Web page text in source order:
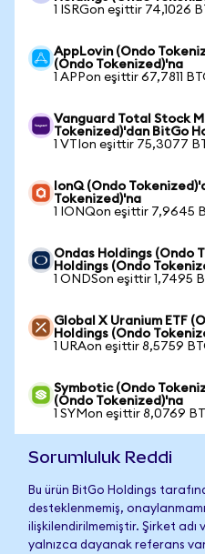
1 ISRGon eşittir 74,1026
AppLovin (Ondo
(Ondo Tokenized)'na
1 APPon eşittir 67,7811
Vanguard Total Stock
Tokenized)'dan BitGo
1 VTIon eşittir 75,3077
IonQ (Ondo
Tokenized)'na
1 IONQon eşittir 7,9645
Ondas Holdings (Ondo
Holdings (Ondo
1 ONDSon eşittir 1,7495
Global X Uranium ETF
Holdings (Ondo
1 URAon eşittir 8,5759
Symbotic (Ondo
(Ondo Tokenized)'na
1 SYMon eşittir 8,0769
Sorumluluk Reddi
Bu ürün BitGo Holdings
desteklenmemiş,
ilişkilendirilmemiştir. Şirket
yalnızca dayanak referans